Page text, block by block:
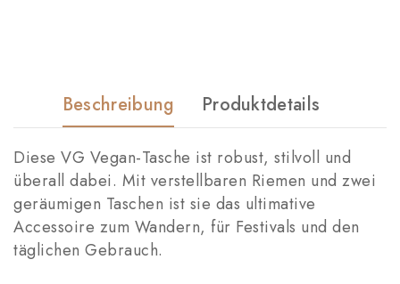
Beschreibung Produktdetails
Diese VG Vegan-Tasche ist robust, stilvoll und
überall dabei. Mit verstellbaren Riemen und zwei
geräumigen Taschen ist sie das ultimative
Accessoire zum Wandern, für Festivals und den
täglichen Gebrauch.